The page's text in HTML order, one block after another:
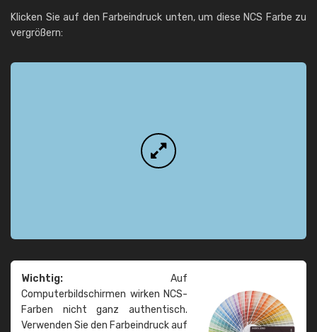
Klicken Sie auf den Farbeindruck unten, um diese NCS Farbe zu
vergrößern:
Wichtig: Auf
Computerbildschirmen wirken NCS-
Farben nicht ganz authentisch.
Verwenden Sie den Farbeindruck auf